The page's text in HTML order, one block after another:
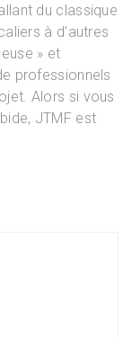
du classique
à d’autres
» et
professionnels
Alors si vous
JTMF est